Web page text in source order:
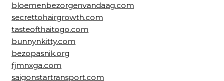
bloemenbezorgenvandaag.com
secrettohairgrowth.com
tasteofthaitogo.com
bunnynkitty.com
bezopasnik.org
fjmnxga.com
saigonstartransport.com